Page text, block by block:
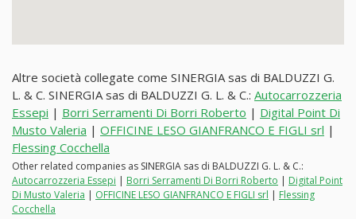
Altre società collegate come SINERGIA sas di BALDUZZI G.
L. & C. SINERGIA sas di BALDUZZI G. L. & C.: Autocarrozzeria
Essepi | Borri Serramenti Di Borri Roberto | Digital Point Di
Musto Valeria | OFFICINE LESO GIANFRANCO E FIGLI srl |
Flessing Cocchella
Other related companies as SINERGIA sas di BALDUZZI G. L. & C.:
Autocarrozzeria Essepi | Borri Serramenti Di Borri Roberto | Digital Point
Di Musto Valeria | OFFICINE LESO GIANFRANCO E FIGLI srl | Flessing
Cocchella